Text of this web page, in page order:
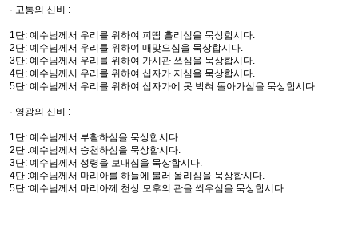
· 고통의 신비 :
1단: 예수님께서 우리를 위하여 피땀 흘리심을 묵상합시다.
2단: 예수님께서 우리를 위하여 매맞으심을 묵상합시다.
3단: 예수님께서 우리를 위하여 가시관 쓰심을 묵상합시다.
4단: 예수님께서 우리를 위하여 십자가 지심을 묵상합시다.
5단: 예수님께서 우리를 위하여 십자가에 못 박혀 돌아가심을 묵상합시다.
· 영광의 신비 :
1단: 예수님께서 부활하심을 묵상합시다.
2단 :예수님께서 승천하심을 묵상합시다.
3단: 예수님께서 성령을 보내심을 묵상합시다.
4단 :예수님께서 마리아를 하늘에 불러 올리심을 묵상합시다.
5단 :예수님께서 마리아께 천상 모후의 관을 씌우심을 묵상합시다.